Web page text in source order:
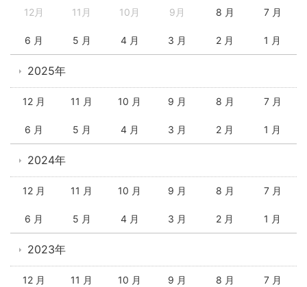
12月 11月 10月 9月 8 月 7 月
6 月 5 月 4 月 3 月 2 月 1 月
2025年
12 月 11 月 10 月 9 月 8 月 7 月
6 月 5 月 4 月 3 月 2 月 1 月
2024年
12 月 11 月 10 月 9 月 8 月 7 月
6 月 5 月 4 月 3 月 2 月 1 月
2023年
12 月 11 月 10 月 9 月 8 月 7 月